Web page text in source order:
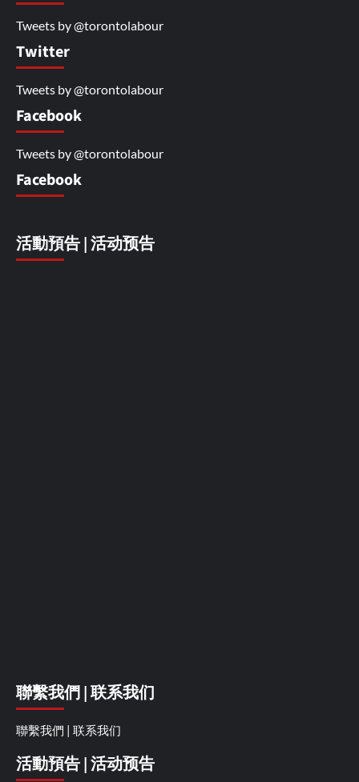
Tweets by @torontolabour
Twitter
Tweets by @torontolabour
Facebook
Tweets by @torontolabour
Facebook
活動預告 | 活动预告
聯繫我們 | 联系我们
聯繫我們 | 联系我们
活動預告 | 活动预告